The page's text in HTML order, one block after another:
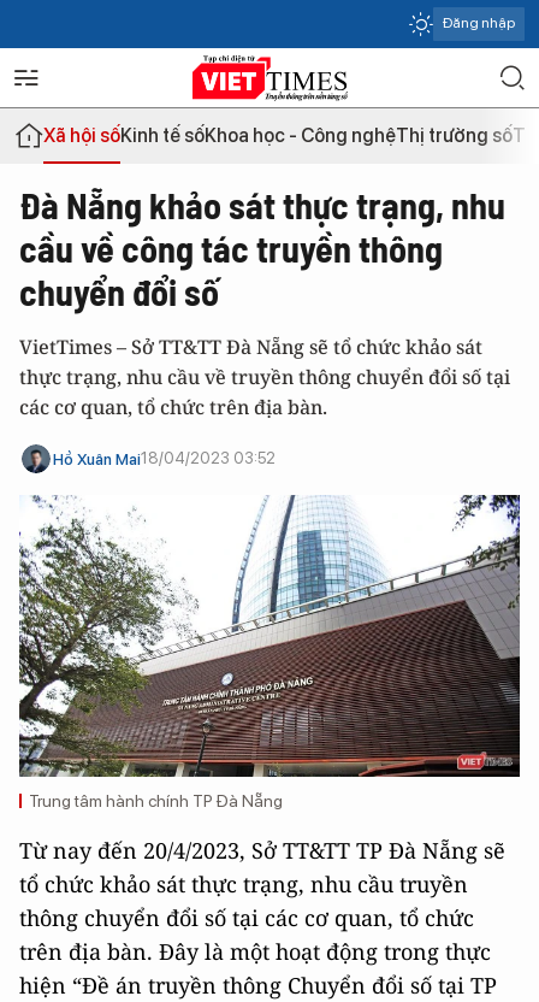
Đăng nhập
Xã hội sốKinh tế sốKhoa học - Công nghệThị trường số
Đà Nẵng khảo sát thực trạng, nhu
cầu về công tác truyền thông
chuyển đổi số
VietTimes – Sở TT&TT Đà Nẵng sẽ tổ chức khảo sát
thực trạng, nhu cầu về truyền thông chuyển đổi số tại
các cơ quan, tổ chức trên địa bàn.
Hồ Xuân Mai18/04/2023 03:52
Trung tâm hành chính TP Đà Nẵng
Từ nay đến 20/4/2023, Sở TT&TT TP Đà Nẵng sẽ
tổ chức khảo sát thực trạng, nhu cầu truyền
thông chuyển đổi số tại các cơ quan, tổ chức
trên địa bàn. Đây là một hoạt động trong thực
hiện “Đề án truyền thông Chuyển đổi số tại TP